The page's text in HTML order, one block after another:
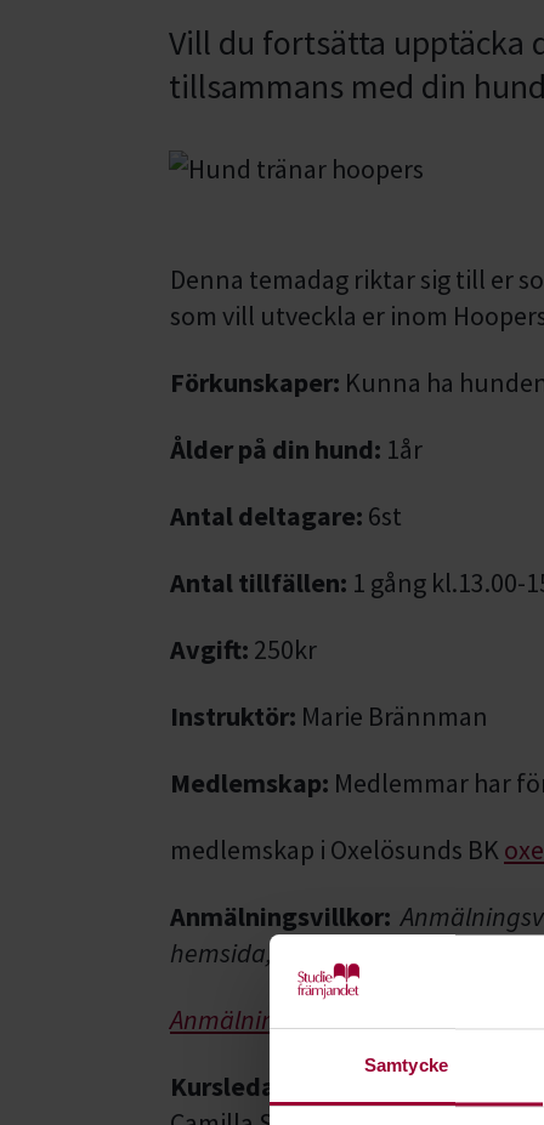
Samtycke
Vill du fortsätta upptäcka
tillsammans med din
Denna temadag riktar sig till er
som vill utveckla er inom
Förkunskaper: Kunna ha
Ålder på din hund: 1år
Antal deltagare: 6st
Antal tillfällen: 1 gång kl.13.00-
Avgift: 250kr
Instruktör: Marie Brännman
Medlemskap: Medlemmar har
medlemskap i Oxelösunds BK
Anmälningsvillkor:
hemsida, se länk nedan
Anmälningsvillkor
Kursledare